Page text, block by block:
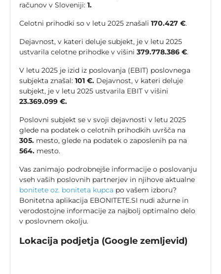
računov v Sloveniji: 1.
Celotni prihodki so v letu 2025 znašali 170.427 €.
Dejavnost, v kateri deluje subjekt, je v letu 2025
ustvarila celotne prihodke v višini 379.778.386 €.
V letu 2025 je izid iz poslovanja (EBIT) poslovnega
subjekta znašal: 101 €. Dejavnost, v kateri deluje
subjekt, je v letu 2025 ustvarila EBIT v višini
23.369.099 €.
Poslovni subjekt se v svoji dejavnosti v letu 2025
glede na podatek o celotnih prihodkih uvršča na
305. mesto, glede na podatek o zaposlenih pa na
564. mesto.
Vas zanimajo podrobnejše informacije o poslovanju
vseh vaših poslovnih partnerjev in njihove aktualne
bonitete oz. boniteta kupca po vašem izboru?
Bonitetna aplikacija EBONITETE.SI nudi ažurne in
verodostojne informacije za najbolj optimalno delo
v poslovnem okolju.
Lokacija podjetja (Google zemljevid)